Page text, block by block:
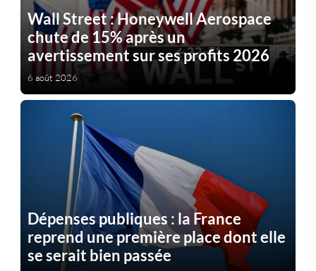
Wall Street : Honeywell Aerospace
chute de 15% après un
avertissement sur ses profits 2026
6 août 2026
Dépenses publiques : la France
reprend une première place dont elle
se serait bien passée